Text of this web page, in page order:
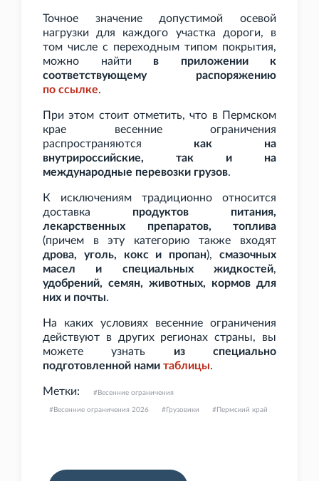
Точное значение допустимой осевой
нагрузки для каждого участка дороги, в
том числе с переходным типом покрытия,
можно найти в приложении к
соответствующему распоряжению
по ссылке.
При этом стоит отметить, что в Пермском
крае весенние ограничения
распространяются как на
внутрироссийские, так и на
международные перевозки грузов.
К исключениям традиционно относится
доставка продуктов питания,
лекарственных препаратов, топлива
(причем в эту категорию также входят
дрова, уголь, кокс и пропан),смазочных
масел и специальных жидкостей,
удобрений, семян, животных, кормов для
них и почты.
На каких условиях весенние ограничения
действуют в других регионах страны, вы
можете узнать из специально
подготовленной нами таблицы.
Метки: Весенние ограничения
Весенние ограничения 2026 Грузовики Пермский край